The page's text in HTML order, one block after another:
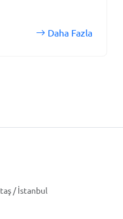
Daha Fazla
/ İstanbul